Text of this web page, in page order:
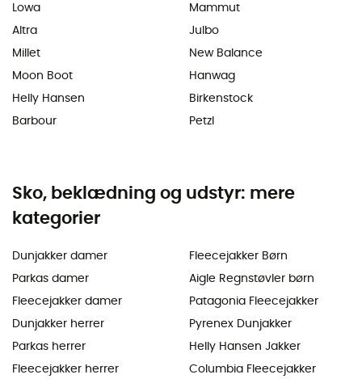
Lowa
Altra
Millet
Moon Boot
Helly Hansen
Barbour
Mammut
Julbo
New Balance
Hanwag
Birkenstock
Petzl
Sko, beklædning og udstyr: mere
kategorier
Dunjakker damer
Parkas damer
Fleecejakker damer
Dunjakker herrer
Parkas herrer
Fleecejakker herrer
Fleecejakker Børn
Aigle Regnstøvler børn
Patagonia Fleecejakker
Pyrenex Dunjakker
Helly Hansen Jakker
Columbia Fleecejakker